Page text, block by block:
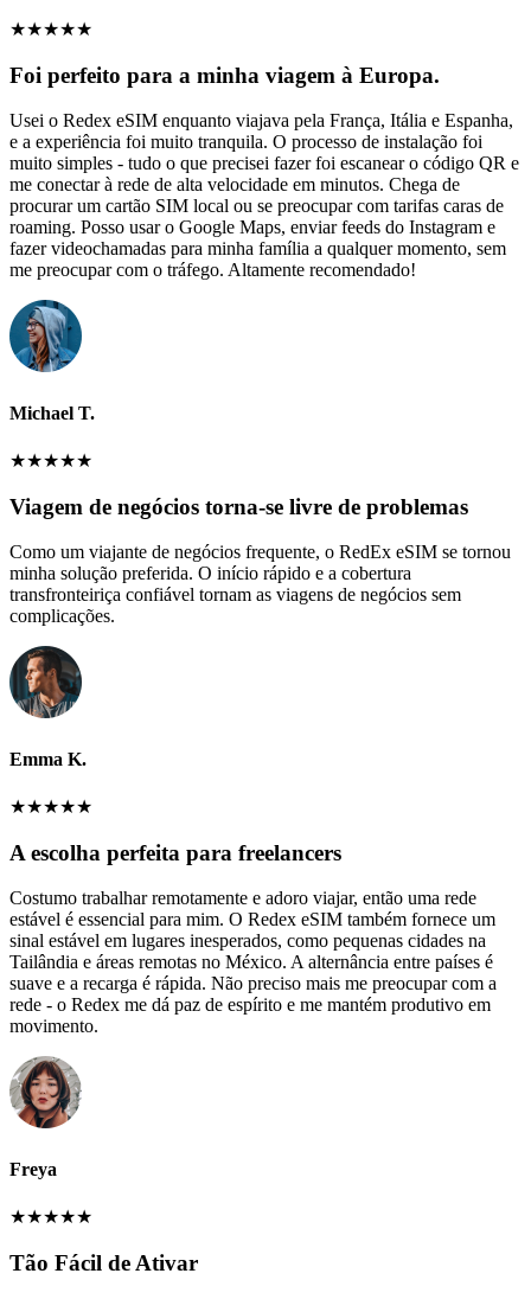
★★★★★
Foi perfeito para a minha viagem à Europa.
Usei o Redex eSIM enquanto viajava pela França, Itália e Espanha,
e a experiência foi muito tranquila. O processo de instalação foi
muito simples - tudo o que precisei fazer foi escanear o código QR e
me conectar à rede de alta velocidade em minutos. Chega de
procurar um cartão SIM local ou se preocupar com tarifas caras de
roaming. Posso usar o Google Maps, enviar feeds do Instagram e
fazer videochamadas para minha família a qualquer momento, sem
me preocupar com o tráfego. Altamente recomendado!
Michael T.
★★★★★
Viagem de negócios torna-se livre de problemas
Como um viajante de negócios frequente, o RedEx eSIM se tornou
minha solução preferida. O início rápido e a cobertura
transfronteiriça confiável tornam as viagens de negócios sem
complicações.
Emma K.
★★★★★
A escolha perfeita para freelancers
Costumo trabalhar remotamente e adoro viajar, então uma rede
estável é essencial para mim. O Redex eSIM também fornece um
sinal estável em lugares inesperados, como pequenas cidades na
Tailândia e áreas remotas no México. A alternância entre países é
suave e a recarga é rápida. Não preciso mais me preocupar com a
rede - o Redex me dá paz de espírito e me mantém produtivo em
movimento.
Freya
★★★★★
Tão Fácil de Ativar